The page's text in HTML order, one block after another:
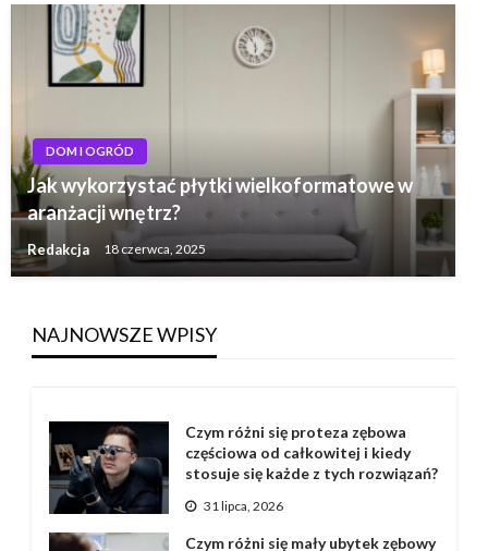
DOM I OGRÓD
Jak wykorzystać płytki wielkoformatowe w
aranżacji wnętrz?
Redakcja 18 czerwca, 2025
NAJNOWSZE WPISY
Czym różni się proteza zębowa
częściowa od całkowitej i kiedy
stosuje się każde z tych rozwiązań?
31 lipca, 2026
Czym różni się mały ubytek zębowy